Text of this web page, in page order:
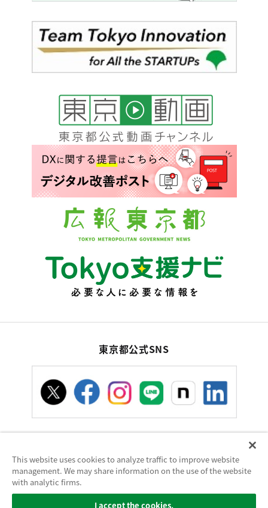
東京都公式SNS
お問い合わせサイトポリシー使い方ヘルプ
サイトマップ
東京都庁：〒163-8001 東京都新宿区西新宿2-8-1 電話：03-5321-1111（代
This website uses cookies to analyze traffic to improve website
management. We may share information on the use of the website
with analytic firms.
I accept the cookies.